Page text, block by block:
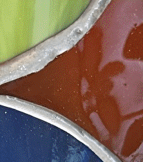
sélectionnées
les colonnes
les colonnes
bouton, des réseaux